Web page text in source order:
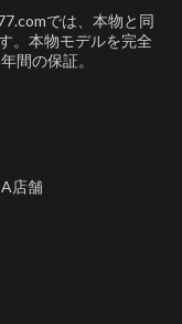
では、本物と同
。本物モデルを完全
間の保証。
店舗